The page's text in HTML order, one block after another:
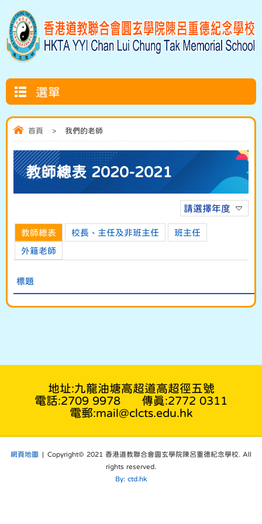
選單
首頁 > 我們的老師
教師總表 2020-2021
請選擇年度
教師總表 校長、主任及非班主任 班主任
外籍老師
標題
地址:九龍油塘高超道高超徑五號
電話:2709 9978
傳真:2772 0311
電郵:mail@clcts.edu.hk
網頁地圖 | Copyright© 2021 香港道教聯合會圓玄學院陳呂重德紀念學校. All
rights reserved.
By: ctd.hk